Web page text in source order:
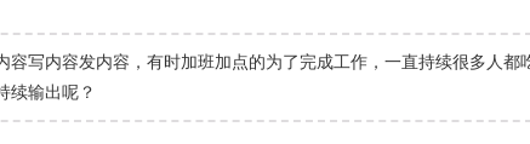
写内容发内容，有时加班加点的为了完成工作，一直持续很多人都
续输出呢？